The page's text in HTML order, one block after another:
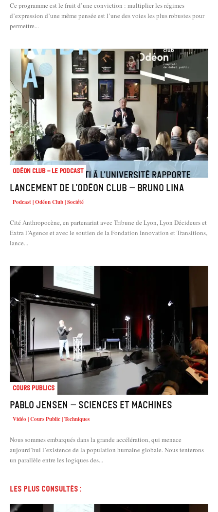
Ce programme est le fruit d’une conviction : multiplier les régimes
d’expression d’une même pensée est l’une des voies les plus robustes pour
permettre...
Odéon Club - Le Podcast
Lancement de l’Odéon Club – Bruno Lina
Podcast | Odéon Club | Société
Cité Anthropocène, en partenariat avec Tribune de Lyon, Lyon Décideurs et
Extra l’Agence et avec le soutien de la Fondation Innovation et Transitions,
lance...
Cours Publics
Pablo Jensen – Sciences et machines
Vidéo | Cours Public | Techniques
Nous sommes embarqués dans la grande accélération, qui menace
aujourd’hui l’existence de la population humaine globale. Nous tenterons
un parallèle entre les logiques des...
Les plus consultés :